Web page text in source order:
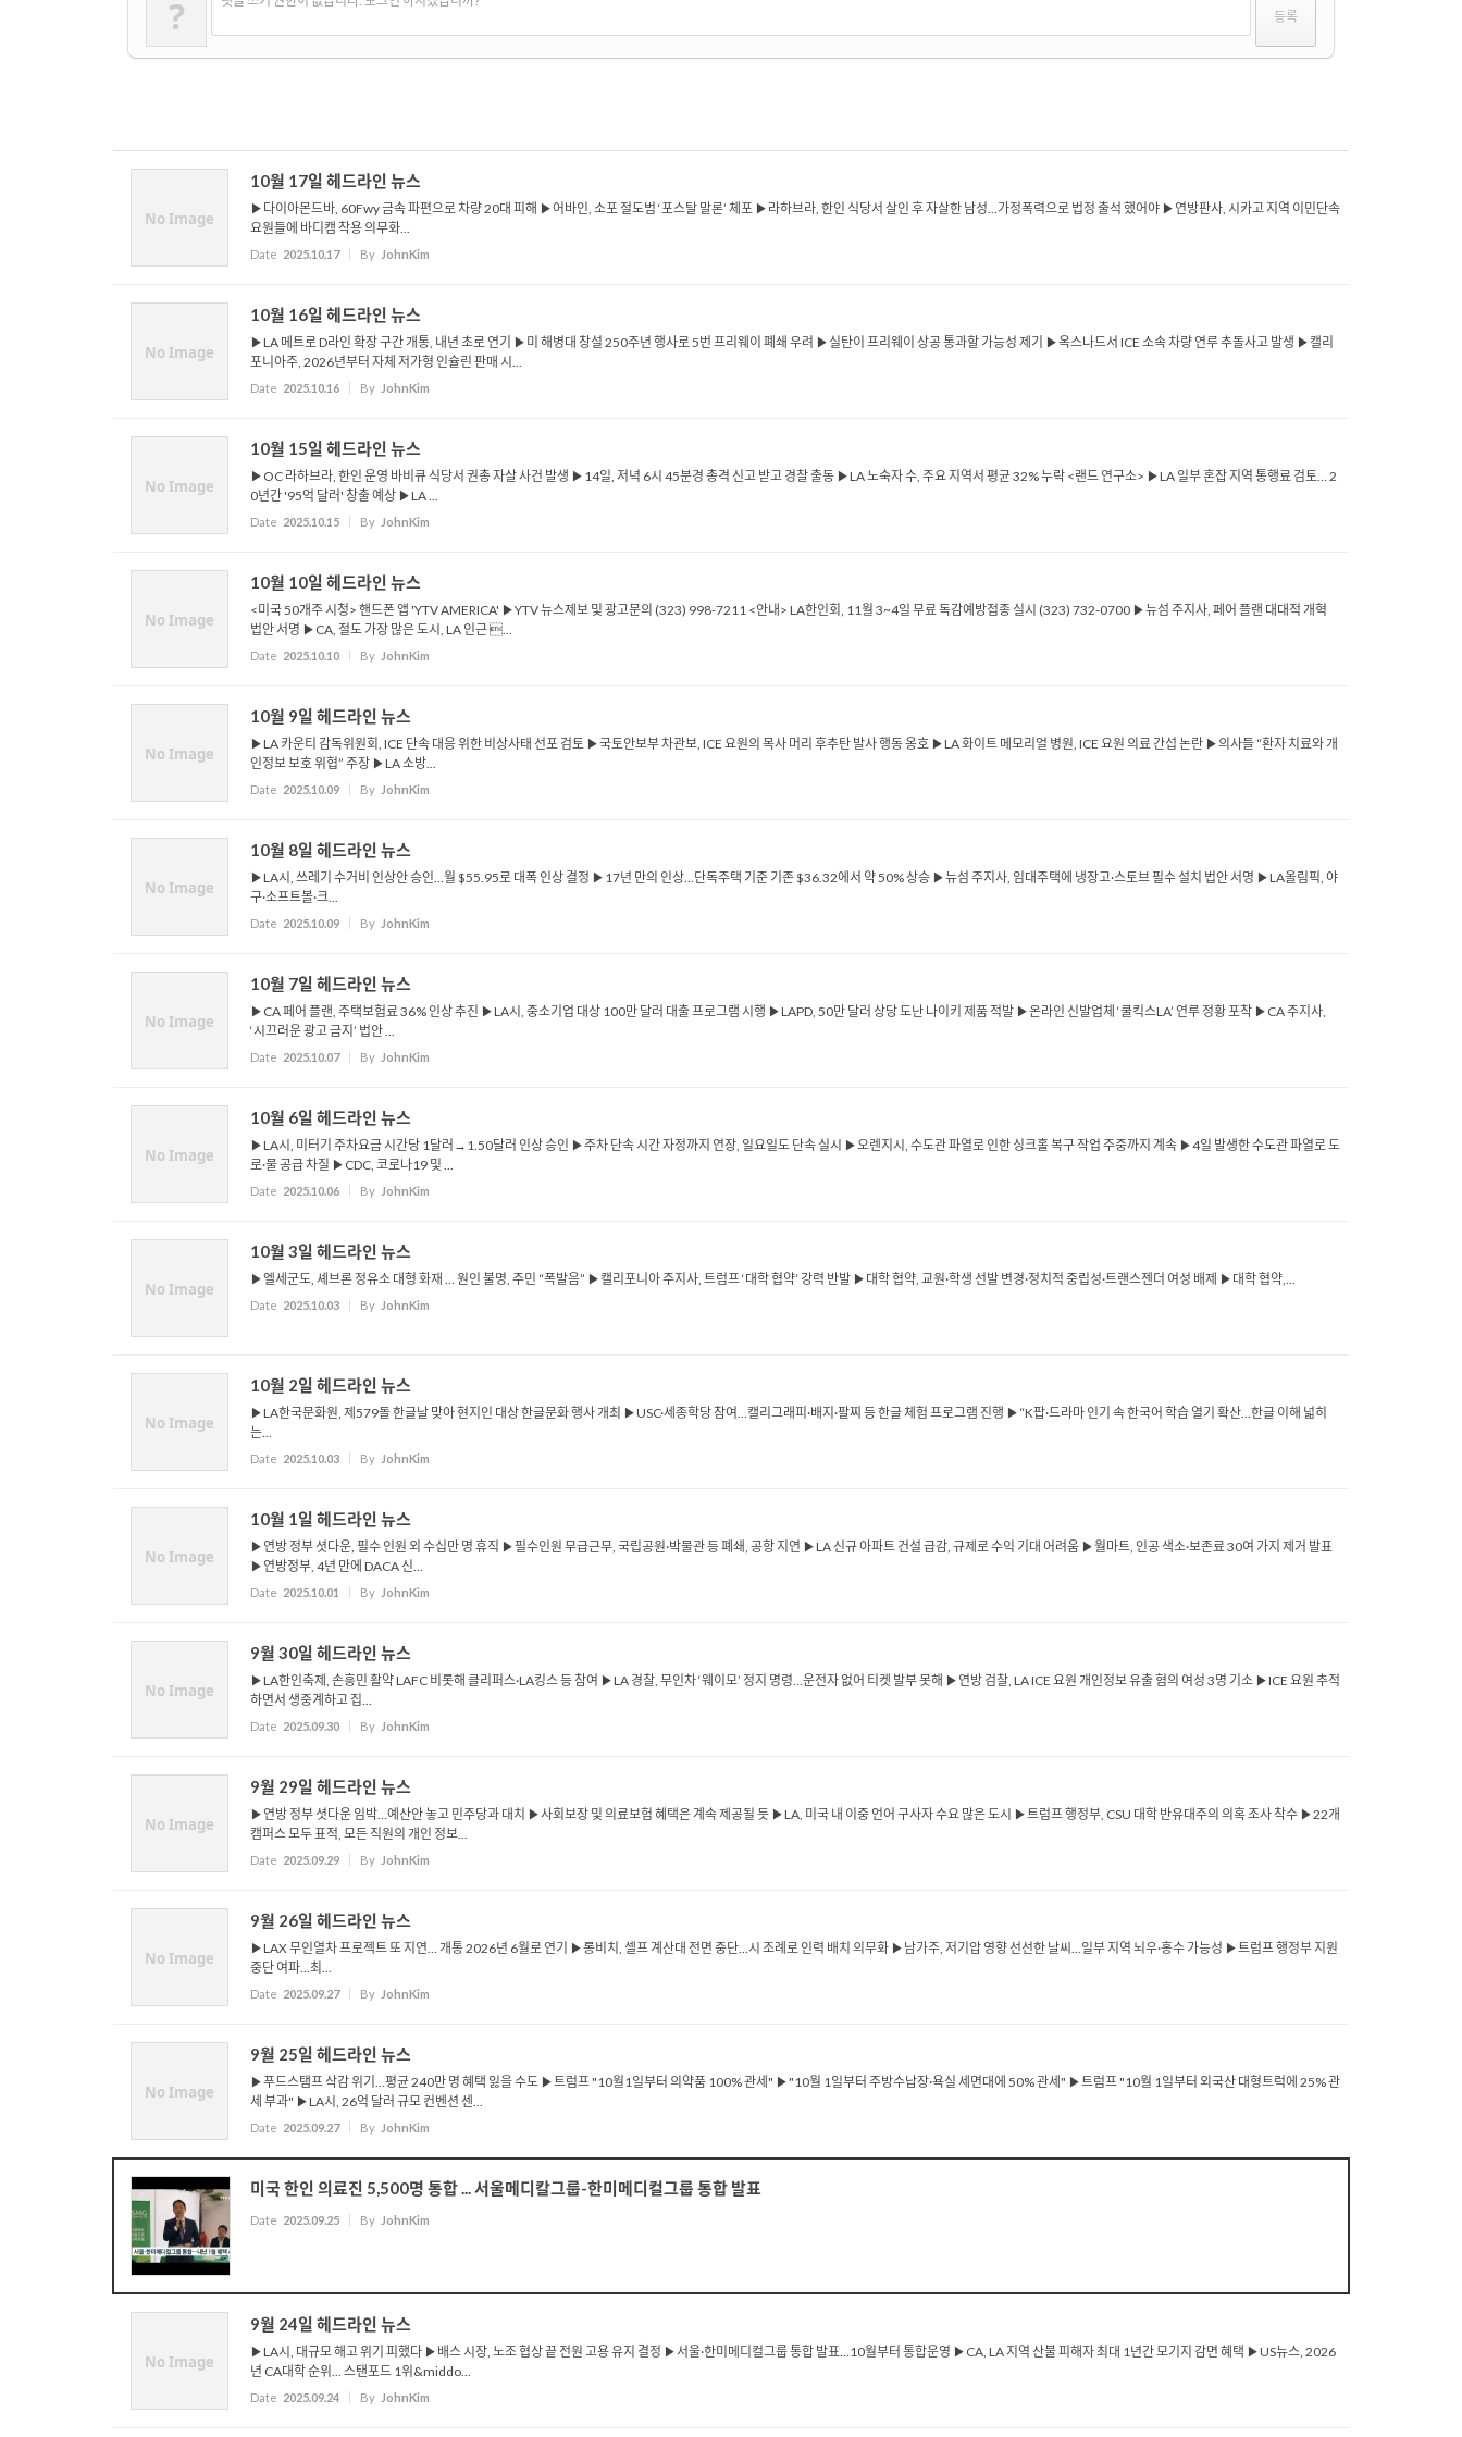
?
No Image
10월 17일 헤드라인 뉴스
▶다이아몬드바, 60Fwy 금속 파편으로 차량 20대 피해 ▶어바인, 소포 절도범 ‘포스탈 말론’ 체포 ▶라하브라, 한인 식당서 살인 후 자살한 남성…가정폭력으로 법정 출석 했어야 ▶연방판사, 시카고 지역 이민단속
요원들에 바디캠 착용 의무화...
Date 2025.10.17 By JohnKim
No Image
10월 16일 헤드라인 뉴스
▶LA 메트로 D라인 확장 구간 개통, 내년 초로 연기 ▶미 해병대 창설 250주년 행사로 5번 프리웨이 폐쇄 우려 ▶실탄이 프리웨이 상공 통과할 가능성 제기 ▶옥스나드서 ICE 소속 차량 연루 추돌사고 발생 ▶캘리
포니아주, 2026년부터 자체 저가형 인슐린 판매 시...
Date 2025.10.16 By JohnKim
No Image
10월 15일 헤드라인 뉴스
▶OC 라하브라, 한인 운영 바비큐 식당서 권총 자살 사건 발생 ▶14일, 저녁 6시 45분경 총격 신고 받고 경찰 출동 ▶LA 노숙자 수, 주요 지역서 평균 32% 누락 <랜드 연구소> ▶LA 일부 혼잡 지역 통행료 검토… 2
0년간 '95억 달러' 창출 예상 ▶LA ...
Date 2025.10.15 By JohnKim
No Image
10월 10일 헤드라인 뉴스
<미국 50개주 시청> 핸드폰 앱 'YTV AMERICA' ▶YTV 뉴스제보 및 광고문의 (323) 998-7211 <안내> LA한인회, 11월 3~4일 무료 독감예방접종 실시 (323) 732-0700 ▶뉴섬 주지사, 페어 플랜 대대적 개혁
법안 서명 ▶CA, 절도 가장 많은 도시, LA 인근 ...
Date 2025.10.10 By JohnKim
No Image
10월 9일 헤드라인 뉴스
▶LA 카운티 감독위원회, ICE 단속 대응 위한 비상사태 선포 검토 ▶국토안보부 차관보, ICE 요원의 목사 머리 후추탄 발사 행동 옹호 ▶LA 화이트 메모리얼 병원, ICE 요원 의료 간섭 논란 ▶의사들 “환자 치료와 개
인정보 보호 위협” 주장 ▶LA 소방...
Date 2025.10.09 By JohnKim
No Image
10월 8일 헤드라인 뉴스
▶LA시, 쓰레기 수거비 인상안 승인…월 $55.95로 대폭 인상 결정 ▶17년 만의 인상…단독주택 기준 기존 $36.32에서 약 50% 상승 ▶뉴섬 주지사, 임대주택에 냉장고·스토브 필수 설치 법안 서명 ▶LA올림픽, 야
구·소프트볼·크...
Date 2025.10.09 By JohnKim
No Image
10월 7일 헤드라인 뉴스
▶CA 페어 플랜, 주택보험료 36% 인상 추진 ▶LA시, 중소기업 대상 100만 달러 대출 프로그램 시행 ▶LAPD, 50만 달러 상당 도난 나이키 제품 적발 ▶온라인 신발업체 ‘쿨킥스LA’ 연루 정황 포착 ▶CA 주지사,
‘시끄러운 광고 금지’ 법안 ...
Date 2025.10.07 By JohnKim
No Image
10월 6일 헤드라인 뉴스
▶LA시, 미터기 주차요금 시간당 1달러→1.50달러 인상 승인 ▶주차 단속 시간 자정까지 연장, 일요일도 단속 실시 ▶오렌지시, 수도관 파열로 인한 싱크홀 복구 작업 주중까지 계속 ▶4일 발생한 수도관 파열로 도
로·물 공급 차질 ▶CDC, 코로나19 및 ...
Date 2025.10.06 By JohnKim
No Image
10월 3일 헤드라인 뉴스
▶엘세군도, 셰브론 정유소 대형 화재 … 원인 불명, 주민 “폭발음” ▶캘리포니아 주지사, 트럼프 ‘대학 협약’ 강력 반발 ▶대학 협약, 교원·학생 선발 변경·정치적 중립성·트랜스젠더 여성 배제 ▶대학 협약,...
Date 2025.10.03 By JohnKim
No Image
10월 2일 헤드라인 뉴스
▶LA한국문화원, 제579돌 한글날 맞아 현지인 대상 한글문화 행사 개최 ▶USC·세종학당 참여…캘리그래피·배지·팔찌 등 한글 체험 프로그램 진행 ▶“K팝·드라마 인기 속 한국어 학습 열기 확산…한글 이해 넓히
는...
Date 2025.10.03 By JohnKim
No Image
10월 1일 헤드라인 뉴스
▶연방 정부 셧다운, 필수 인원 외 수십만 명 휴직 ▶필수인원 무급근무, 국립공원·박물관 등 폐쇄, 공항 지연 ▶LA 신규 아파트 건설 급감, 규제로 수익 기대 어려움 ▶월마트, 인공 색소·보존료 30여 가지 제거 발표
▶연방정부, 4년 만에 DACA 신...
Date 2025.10.01 By JohnKim
No Image
9월 30일 헤드라인 뉴스
▶LA한인축제, 손흥민 활약 LAFC 비롯해 클리퍼스·LA킹스 등 참여 ▶LA 경찰, 무인차 ‘웨이모’ 정지 명령…운전자 없어 티켓 발부 못해 ▶연방 검찰, LA ICE 요원 개인정보 유출 혐의 여성 3명 기소 ▶ICE 요원 추적
하면서 생중계하고 집...
Date 2025.09.30 By JohnKim
No Image
9월 29일 헤드라인 뉴스
▶연방 정부 셧다운 임박…예산안 놓고 민주당과 대치 ▶사회보장 및 의료보험 혜택은 계속 제공될 듯 ▶LA, 미국 내 이중 언어 구사자 수요 많은 도시 ▶트럼프 행정부, CSU 대학 반유대주의 의혹 조사 착수 ▶22개
캠퍼스 모두 표적, 모든 직원의 개인 정보...
Date 2025.09.29 By JohnKim
No Image
9월 26일 헤드라인 뉴스
▶LAX 무인열차 프로젝트 또 지연… 개통 2026년 6월로 연기 ▶롱비치, 셀프 계산대 전면 중단…시 조례로 인력 배치 의무화 ▶남가주, 저기압 영향 선선한 날씨…일부 지역 뇌우·홍수 가능성 ▶트럼프 행정부 지원
중단 여파…최...
Date 2025.09.27 By JohnKim
No Image
9월 25일 헤드라인 뉴스
▶푸드스탬프 삭감 위기…평균 240만 명 혜택 잃을 수도 ▶트럼프 "10월1일부터 의약품 100% 관세" ▶"10월 1일부터 주방수납장·욕실 세면대에 50% 관세" ▶트럼프 "10월 1일부터 외국산 대형트럭에 25% 관
세 부과" ▶LA시, 26억 달러 규모 컨벤션 센...
Date 2025.09.27 By JohnKim
미국 한인 의료진 5,500명 통합 ... 서울메디칼그룹-한미메디컬그룹 통합 발표
Date 2025.09.25 By JohnKim
No Image
9월 24일 헤드라인 뉴스
▶LA시, 대규모 해고 위기 피했다 ▶배스 시장, 노조 협상 끝 전원 고용 유지 결정 ▶서울·한미메디컬그룹 통합 발표…10월부터 통합운영 ▶CA, LA 지역 산불 피해자 최대 1년간 모기지 감면 혜택 ▶US뉴스, 2026
년 CA대학 순위... 스탠포드 1위&middo...
Date 2025.09.24 By JohnKim